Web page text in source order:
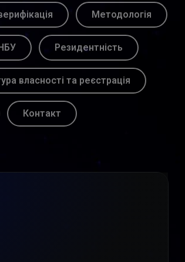
Методологія
Резидентність
власності та реєстрація
Контакт